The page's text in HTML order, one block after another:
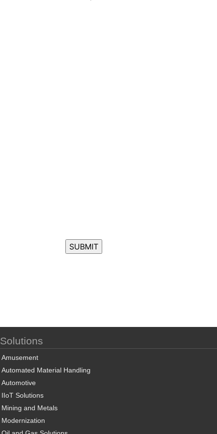
Solutions
Amusement
Automated Material Handling
Automotive
IIoT Solutions
Mining and Metals
Modernization